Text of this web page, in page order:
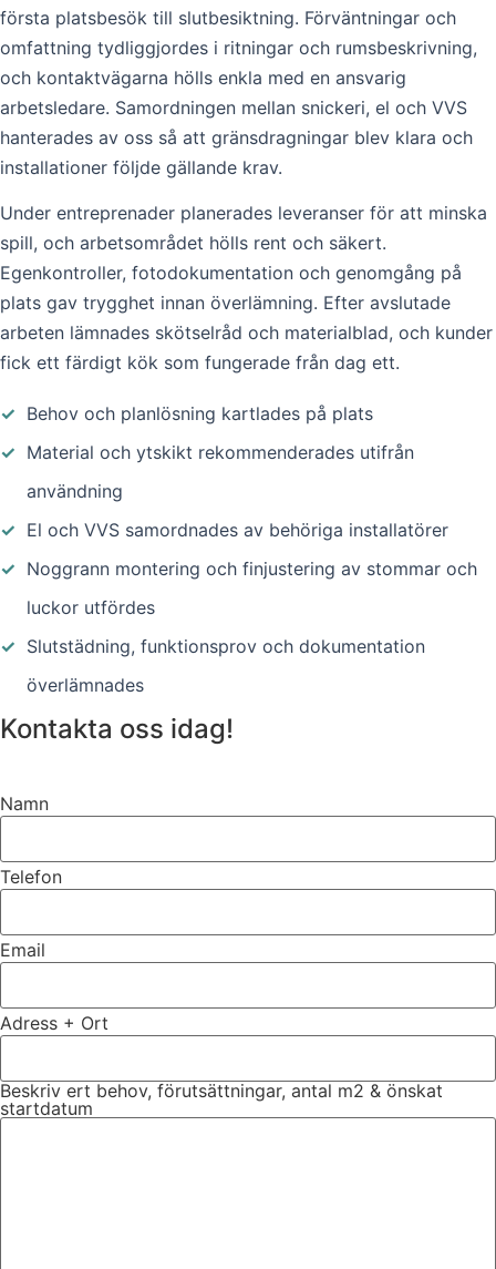
första platsbesök till slutbesiktning. Förväntningar och
omfattning tydliggjordes i ritningar och rumsbeskrivning,
och kontaktvägarna hölls enkla med en ansvarig
arbetsledare. Samordningen mellan snickeri, el och VVS
hanterades av oss så att gränsdragningar blev klara och
installationer följde gällande krav.
Under entreprenader planerades leveranser för att minska
spill, och arbetsområdet hölls rent och säkert.
Egenkontroller, fotodokumentation och genomgång på
plats gav trygghet innan överlämning. Efter avslutade
arbeten lämnades skötselråd och materialblad, och kunder
fick ett färdigt kök som fungerade från dag ett.
✓ Behov och planlösning kartlades på plats
✓ Material och ytskikt rekommenderades utifrån
användning
✓ El och VVS samordnades av behöriga installatörer
✓ Noggrann montering och finjustering av stommar och
luckor utfördes
✓ Slutstädning, funktionsprov och dokumentation
överlämnades
Kontakta oss idag!
Namn
Telefon
Email
Adress + Ort
Beskriv ert behov, förutsättningar, antal m2 & önskat
startdatum